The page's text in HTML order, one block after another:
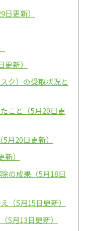
更新）
新）
ク）の受取状況と
こと（5月20日更
月20日更新）
）
の成果（5月18日
（5月15日更新）
5月13日更新）